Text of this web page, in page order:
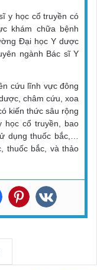
y học cổ truyền có
khám chữa bệnh
Đại học Y dược
ngành Bác sĩ Y
cứu lĩnh vực đông
châm cứu, xoa
kiến thức sâu rộng
học cổ truyền, bao
dụng thuốc bắc,…
thuốc bắc, và thảo